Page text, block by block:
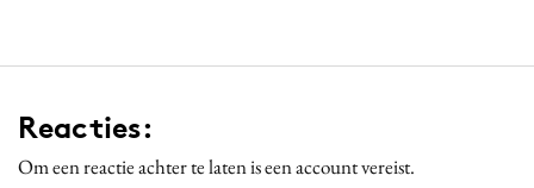
Reacties:
Om een reactie achter te laten is een account vereist.